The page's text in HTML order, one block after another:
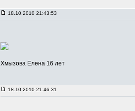
18.10.2010 21:43:53
Хмызова Елена 16 лет
18.10.2010 21:46:31